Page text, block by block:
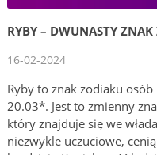
RYBY – DWUNASTY
16-02-2024
Ryby to znak zodiaku
20.03*. Jest to zmienny
który znajduje się we
niezwykle uczuciowe,